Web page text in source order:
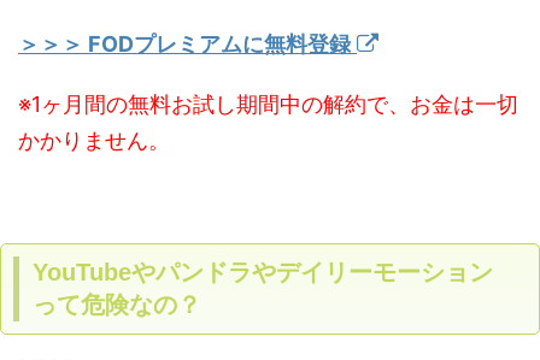
＞＞＞ FODプレミアムに無料登録
※1ヶ月間の無料お試し期間中の解約で、お金は一切
かかりません。
YouTubeやパンドラやデイリーモーション
って危険なの？